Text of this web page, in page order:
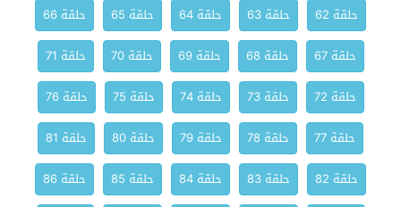
حلقة 62
حلقة 63 حلقة 64 حلقة 65
حلقة 66
حلقة 67
حلقة 68 حلقة 69 حلقة 70
حلقة 71
حلقة 72
حلقة 73 حلقة 74 حلقة 75
حلقة 76
حلقة 77
حلقة 78 حلقة 79 حلقة 80
حلقة 81
حلقة 82
حلقة 83 حلقة 84 حلقة 85
حلقة 86